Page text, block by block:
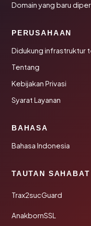
Domain yang baru
PERUSAHAAN
Didukung infrastruktur
Tentang
Kebijakan Privasi
Syarat Layanan
BAHASA
Bahasa Indonesia
TAUTAN SAHABAT
Trax2sucGuard
AnakbornSSL